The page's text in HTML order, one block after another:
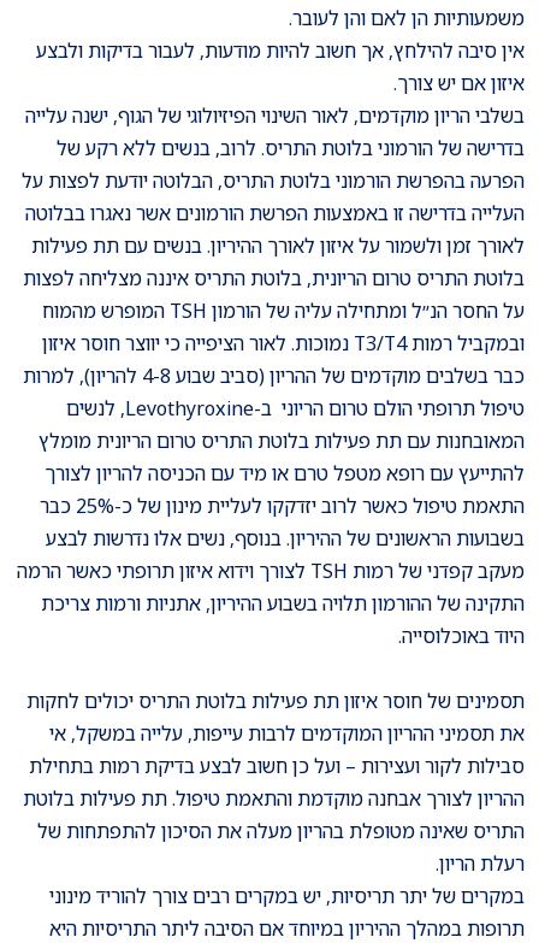
משמעותיות הן לאם והן לעובר.
אין סיבה להילחץ, אך חשוב להיות מודעות, לעבור בדיקות ולבצע
איזון אם יש צורך.
בשלבי הריון מוקדמים, לאור השינוי הפיזיולוגי של הגוף, ישנה עלייה
בדרישה של הורמוני בלוטת התריס. לרוב, בנשים ללא רקע של
הפרעה בהפרשת הורמוני בלוטת התריס, הבלוטה יודעת לפצות על
העלייה בדרישה זו באמצעות הפרשת הורמונים אשר נאגרו בבלוטה
לאורך זמן ולשמור על איזון לאורך ההיריון. בנשים עם תת פעילות
בלוטת התריס טרום הריונית, בלוטת התריס איננה מצליחה לפצות
על החסר הנ״ל ומתחילה עליה של הורמון TSH המופרש מהמוח
ובמקביל רמות T3/T4 נמוכות. לאור הציפייה כי יווצר חוסר איזון
כבר בשלבים מוקדמים של ההריון (סביב שבוע 4-8 להריון), למרות
טיפול תרופתי הולם טרום הריוני ב-Levothyroxine, לנשים
המאובחנות עם תת פעילות בלוטת התריס טרום הריונית מומלץ
להתייעץ עם רופא מטפל טרם או מיד עם הכניסה להריון לצורך
התאמת טיפול כאשר לרוב יזדקקו לעליית מינון של כ-25% כבר
בשבועות הראשונים של ההיריון. בנוסף, נשים אלו נדרשות לבצע
מעקב קפדני של רמות TSH לצורך וידוא איזון תרופתי כאשר הרמה
התקינה של ההורמון תלויה בשבוע ההיריון, אתניות ורמות צריכת
היוד באוכלוסייה.
תסמינים של חוסר איזון תת פעילות בלוטת התריס יכולים לחקות
את תסמיני ההריון המוקדמים לרבות עייפות, עלייה במשקל, אי
סבילות לקור ועצירות – ועל כן חשוב לבצע בדיקת רמות בתחילת
ההריון לצורך אבחנה מוקדמת והתאמת טיפול. תת פעילות בלוטת
התריס שאינה מטופלת בהריון מעלה את הסיכון להתפתחות של
רעלת הריון.
במקרים של יתר תריסיות, יש במקרים רבים צורך להוריד מינוני
תרופות במהלך ההיריון במיוחד אם הסיבה ליתר התריסיות היא